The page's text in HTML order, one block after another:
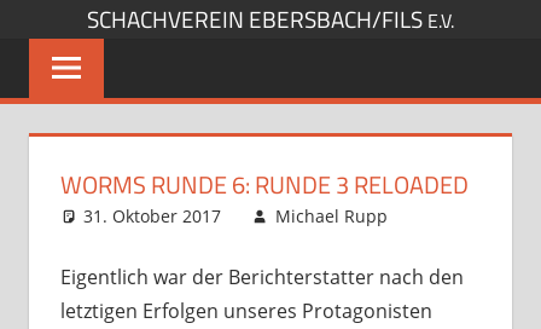
springen
SCHACHVEREIN EBERSBACH/FILS E.V.
WORMS RUNDE 6: RUNDE 3 RELOADED
31. Oktober 2017 Michael Rupp
Turniere
Startseite
hinterlassen
Eigentlich war der Berichterstatter nach den
letztigen Erfolgen unseres Protagonisten